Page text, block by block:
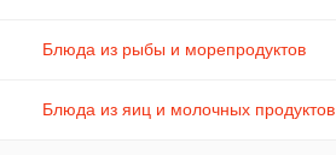
Блюда из рыбы и морепродуктов
Блюда из яиц и молочных продуктов